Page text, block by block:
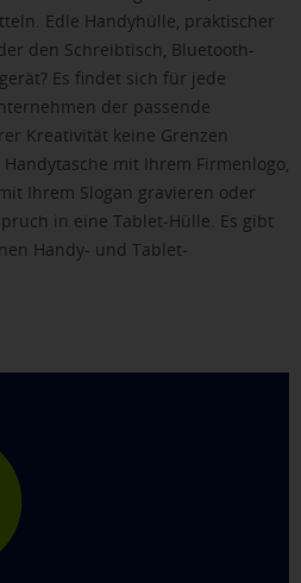
Edle Handyhülle, praktischer
den Schreibtisch, Bluetooth-
Es findet sich für jede
der passende
Kreativität keine Grenzen
mit Ihrem Firmenlogo,
Ihrem Slogan gravieren oder
in eine Tablet-Hülle. Es gibt
Handy- und Tablet-